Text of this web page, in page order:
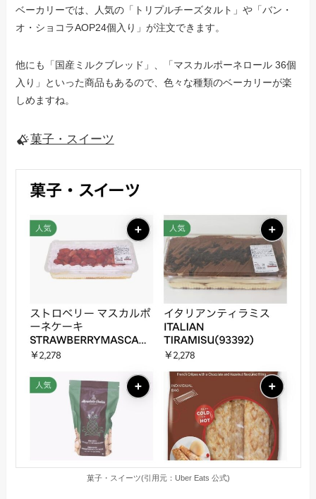
ベーカリーでは、人気の「トリプルチーズタルト」や「バン・
オ・ショコラAOP24個入り」が注文できます。
他にも「国産ミルクブレッド」、「マスカルポーネロール 36個
入り」といった商品もあるので、色々な種類のベーカリーが楽
しめますね。
菓子・スイーツ
菓子・スイーツ(引用元：Uber Eats 公式)